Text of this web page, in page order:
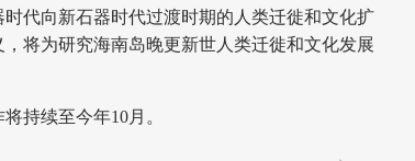
向新石器时代过渡时期的人类迁徙和文化扩
将为研究海南岛晚更新世人类迁徙和文化发展
持续至今年10月。